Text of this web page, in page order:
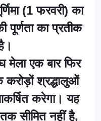
(1 फरवरी) का
पूर्णता का प्रतीक
मेला एक बार फिर
श्रद्धालुओं
करेगा। यह
सीमित नहीं है,